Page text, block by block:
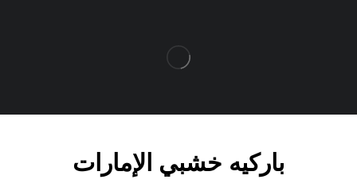
باركيه خشبي الإمارات